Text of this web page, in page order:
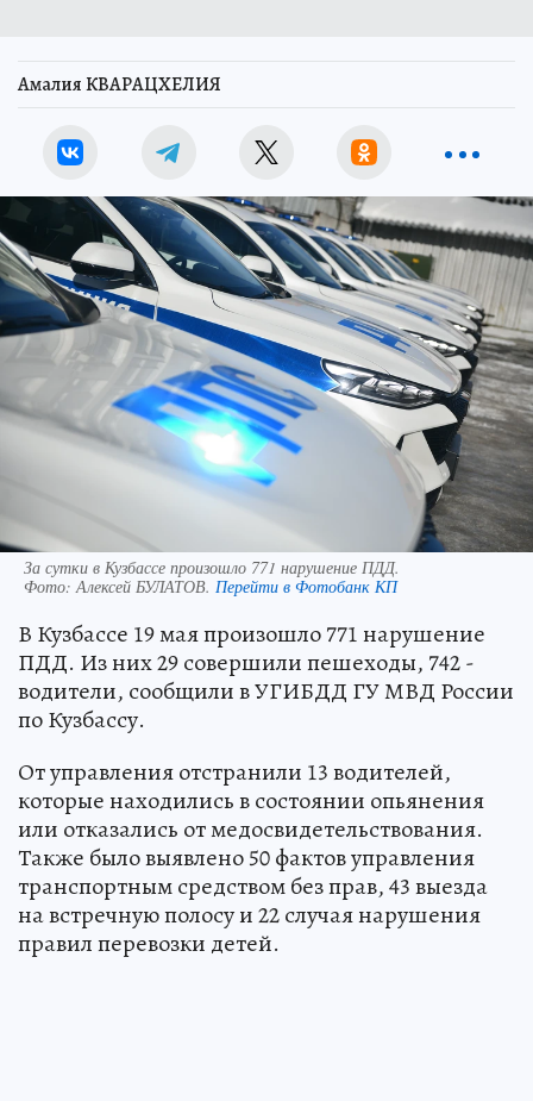
Амалия КВАРАЦХЕЛИЯ
За сутки в Кузбассе произошло 771 нарушение ПДД.
Фото: Алексей БУЛАТОВ. Перейти в Фотобанк КП
В Кузбассе 19 мая произошло 771 нарушение
ПДД. Из них 29 совершили пешеходы, 742 -
водители, сообщили в УГИБДД ГУ МВД России
по Кузбассу.
От управления отстранили 13 водителей,
которые находились в состоянии опьянения
или отказались от медосвидетельствования.
Также было выявлено 50 фактов управления
транспортным средством без прав, 43 выезда
на встречную полосу и 22 случая нарушения
правил перевозки детей.